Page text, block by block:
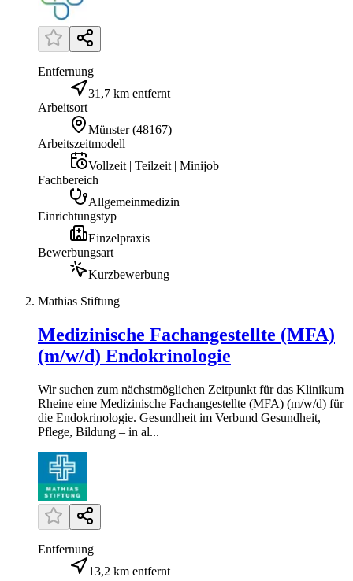
Entfernung
31,7 km entfernt
Arbeitsort
Münster (48167)
Arbeitszeitmodell
Vollzeit | Teilzeit | Minijob
Fachbereich
Allgemeinmedizin
Einrichtungstyp
Einzelpraxis
Bewerbungsart
Kurzbewerbung
Mathias Stiftung
Medizinische Fachangestellte (MFA)
(m/w/d) Endokrinologie
Wir suchen zum nächstmöglichen Zeitpunkt für das Klinikum
Rheine eine Medizinische Fachangestellte (MFA) (m/w/d) für
die Endokrinologie. Gesundheit im Verbund Gesundheit,
Pflege, Bildung – in al...
Entfernung
13,2 km entfernt